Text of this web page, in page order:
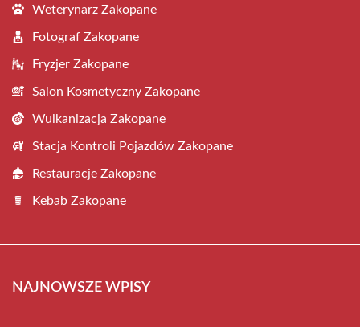
Weterynarz Zakopane
Fotograf Zakopane
Fryzjer Zakopane
Salon Kosmetyczny Zakopane
Wulkanizacja Zakopane
Stacja Kontroli Pojazdów Zakopane
Restauracje Zakopane
Kebab Zakopane
NAJNOWSZE WPISY